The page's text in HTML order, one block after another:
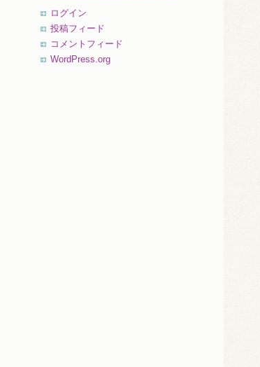
ログイン
投稿フィード
コメントフィード
WordPress.org